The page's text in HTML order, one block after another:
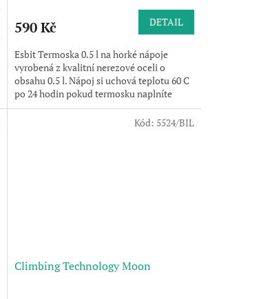
590 Kč DETAIL
Esbit Termoska 0.5 l na horké nápoje
vyrobená z kvalitní nerezové oceli o
obsahu 0.5 l. Nápoj si uchová teplotu 60 C
po 24 hodin pokud termosku naplníte
vařícím čajem až po...
Climbing Technology Moon
Kód: 5524/BIL